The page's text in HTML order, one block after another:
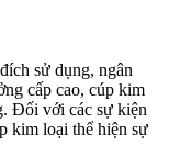
sử dụng, ngân
cấp cao, cúp kim
Đối với các sự kiện
kim loại thể hiện sự